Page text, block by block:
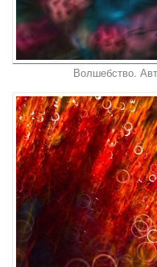
Волшебство.